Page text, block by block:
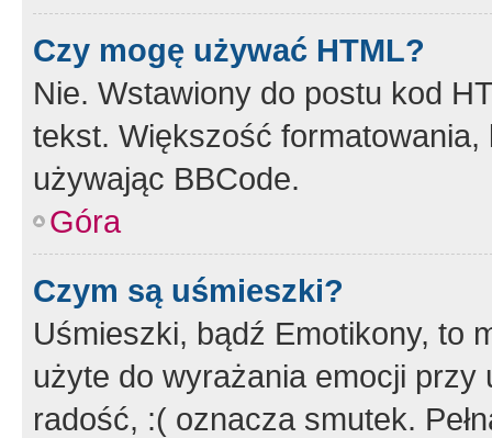
Czy mogę używać HTML?
Nie. Wstawiony do postu kod
tekst. Większość
używając BBCode.
Góra
Czym są uśmieszki?
Uśmieszki, bądź Emotikony, to
użyte do wyrażania emocji
radość, :( oznacza smutek.